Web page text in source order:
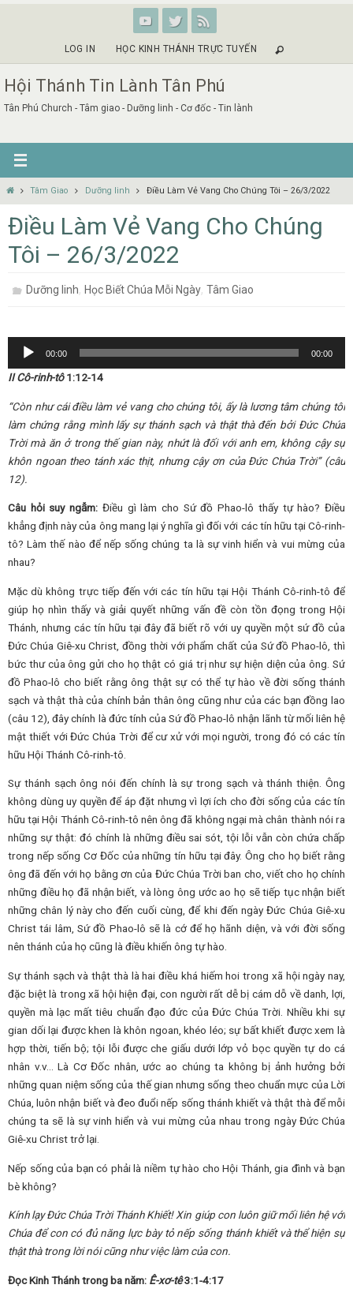
LOG IN HỌC KINH THÁNH TRỰC TUYẾN
Hội Thánh Tin Lành Tân Phú
Tân Phú Church - Tâm giao - Dưỡng linh - Cơ đốc - Tin lành
HomeTâm Giao Dưỡng linh Điều Làm Vẻ Vang Cho Chúng Tôi – 26/3/2022
Điều Làm Vẻ Vang Cho Chúng
Tôi – 26/3/2022
Dưỡng linh,Học Biết Chúa Mỗi Ngày,Tâm Giao
Audio
00:00 00:00
II Cô-rinh-tô1:12-14
“Còn như cái điều làm vẻ vang cho chúng tôi, ấy là lương tâm chúng tôi
làm chứng rằng mình lấy sự thánh sạch và thật thà đến bởi Đức Chúa
Trời mà ăn ở trong thế gian này, nhứt là đối với anh em, không cậy sự
khôn ngoan theo tánh xác thịt, nhưng cậy ơn của Đức Chúa Trời” (câu
12).
Câu hỏi suy ngẫm: Điều gì làm cho Sứ đồ Phao-lô thấy tự hào? Điều
khẳng định này của ông mang lại ý nghĩa gì đối với các tín hữu tại Cô-rinh-
tô? Làm thế nào để nếp sống chúng ta là sự vinh hiển và vui mừng của
nhau?
Mặc dù không trực tiếp đến với các tín hữu tại Hội Thánh Cô-rinh-tô để
giúp họ nhìn thấy và giải quyết những vấn đề còn tồn đọng trong Hội
Thánh, nhưng các tín hữu tại đây đã biết rõ với uy quyền một sứ đồ của
Đức Chúa Giê-xu Christ, đồng thời với phẩm chất của Sứ đồ Phao-lô, thì
bức thư của ông gửi cho họ thật có giá trị như sự hiện diện của ông. Sứ
đồ Phao-lô cho biết rằng ông thật sự có thể tự hào về đời sống thánh
sạch và thật thà của chính bản thân ông cũng như của các bạn đồng lao
(câu 12), đây chính là đức tính của Sứ đồ Phao-lô nhận lãnh từ mối liên hệ
mật thiết với Đức Chúa Trời để cư xử với mọi người, trong đó có các tín
hữu Hội Thánh Cô-rinh-tô.
Sự thánh sạch ông nói đến chính là sự trong sạch và thánh thiện. Ông
không dùng uy quyền để áp đặt nhưng vì lợi ích cho đời sống của các tín
hữu tại Hội Thánh Cô-rinh-tô nên ông đã không ngại mà chân thành nói ra
những sự thật: đó chính là những điều sai sót, tội lỗi vẫn còn chứa chấp
trong nếp sống Cơ Đốc của những tín hữu tại đây. Ông cho họ biết rằng
ông đã đến với họ bằng ơn của Đức Chúa Trời ban cho, viết cho họ chính
những điều họ đã nhận biết, và lòng ông ước ao họ sẽ tiếp tục nhận biết
những chân lý này cho đến cuối cùng, để khi đến ngày Đức Chúa Giê-xu
Christ tái lâm, Sứ đồ Phao-lô sẽ là cớ để họ hãnh diện, và với đời sống
nên thánh của họ cũng là điều khiến ông tự hào.
Sự thánh sạch và thật thà là hai điều khá hiếm hoi trong xã hội ngày nay,
đặc biệt là trong xã hội hiện đại, con người rất dễ bị cám dỗ về danh, lợi,
quyền mà lạc mất tiêu chuẩn đạo đức của Đức Chúa Trời. Nhiều khi sự
gian dối lại được khen là khôn ngoan, khéo léo; sự bất khiết được xem là
hợp thời, tiến bộ; tội lỗi được che giấu dưới lớp vỏ bọc quyền tự do cá
nhân v.v… Là Cơ Đốc nhân, ước ao chúng ta không bị ảnh hưởng bởi
những quan niệm sống của thế gian nhưng sống theo chuẩn mực của Lời
Chúa, luôn nhận biết và đeo đuổi nếp sống thánh khiết và thật thà để mỗi
chúng ta sẽ là sự vinh hiển và vui mừng của nhau trong ngày Đức Chúa
Giê-xu Christ trở lại.
Nếp sống của bạn có phải là niềm tự hào cho Hội Thánh, gia đình và bạn
bè không?
Kính lạy Đức Chúa Trời Thánh Khiết! Xin giúp con luôn giữ mối liên hệ với
Chúa để con có đủ năng lực bày tỏ nếp sống thánh khiết và thể hiện sự
thật thà trong lời nói cũng như việc làm của con.
Đọc Kinh Thánh trong ba năm: Ê-xơ-tê3:1-4:17